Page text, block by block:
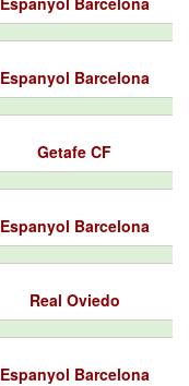
Espanyol Barcelona
Getafe CF
Espanyol Barcelona
Real Oviedo
Espanyol Barcelona